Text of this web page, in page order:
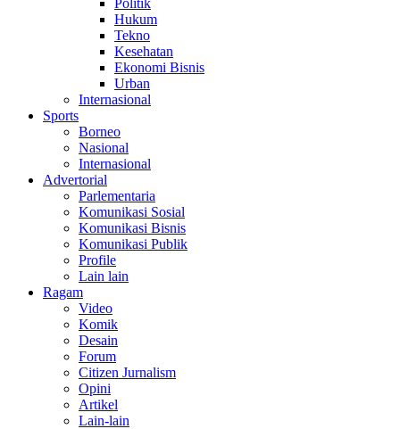
Politik
Hukum
Tekno
Kesehatan
Ekonomi Bisnis
Urban
Internasional
Sports
Borneo
Nasional
Internasional
Advertorial
Parlementaria
Komunikasi Sosial
Komunikasi Bisnis
Komunikasi Publik
Profile
Lain lain
Ragam
Video
Komik
Desain
Forum
Citizen Jurnalism
Opini
Artikel
Lain-lain